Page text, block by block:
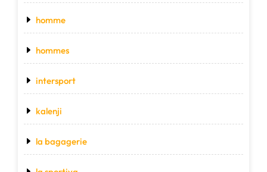
homme
hommes
intersport
kalenji
la bagagerie